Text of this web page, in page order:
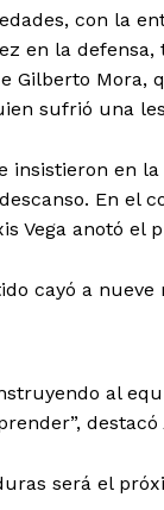
con la
en la
Gilberto Mora,
sufrió una
insistieron en
En el
Vega anotó el
cayó a
al
será el